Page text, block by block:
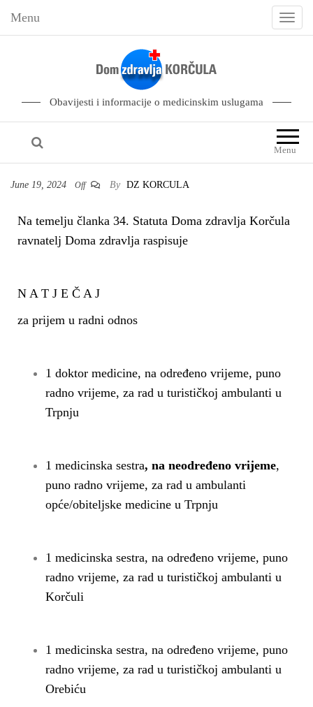
Menu
T
l
e
n
g
Obavijesti i informacije o medicinskim uslugama
Menu
June 19, 2024 Off By DZ KORCULA
Na temelju članka 34. Statuta Doma zdravlja Korčula
ravnatelj Doma zdravlja raspisuje
N A T J E Č A J
za prijem u radni odnos
1 doktor medicine, na određeno vrijeme, puno
radno vrijeme, za rad u turističkoj ambulanti u
Trpnju
1 medicinska sestra, na neodređeno vrijeme,
puno radno vrijeme, za rad u ambulanti
opće/obiteljske medicine u Trpnju
1 medicinska sestra, na određeno vrijeme, puno
radno vrijeme, za rad u turističkoj ambulanti u
Korčuli
1 medicinska sestra, na određeno vrijeme, puno
radno vrijeme, za rad u turističkoj ambulanti u
Orebiću